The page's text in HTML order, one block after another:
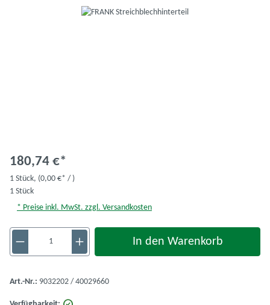
Bildergalerie überspringen
180,74 €*
1 Stück, (0,00 €* / )
1 Stück
* Preise inkl. MwSt. zzgl. Versandkosten
Produkt Anzahl: Gib den gewünschten Wert
In den Warenkorb
Art.-Nr.: 9032202 / 40029660